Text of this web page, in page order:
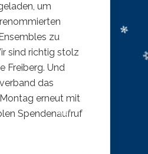
um
zu
sind richtig stolz
Freiberg. Und
das
erneut mit
Spendenaufruf